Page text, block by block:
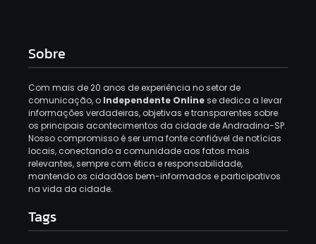
Sobre
Com mais de 20 anos de experiência no setor de
comunicação, o Independente Onlinese dedica a levar
informações verdadeiras, objetivas e transparentes sobre
os principais acontecimentos da cidade de Andradina-SP.
Nosso compromisso é ser uma fonte confiável de notícias
locais, conectando a comunidade aos fatos mais
relevantes, sempre com ética e responsabilidade,
mantendo os cidadãos bem-informados e participativos
na vida da cidade.
Tags